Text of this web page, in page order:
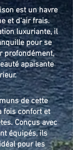
est un havre
et d'air frais.
luxuriante, il
pour se
profondément,
apaisante
de cette
fois confort et
Conçus avec
équipés, ils
pour les